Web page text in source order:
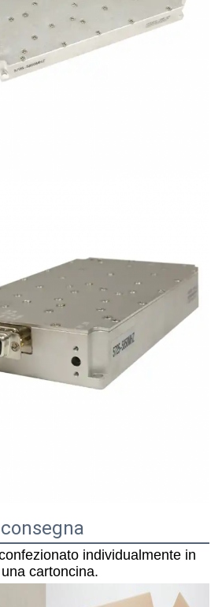
individualmente in
cartoncina.